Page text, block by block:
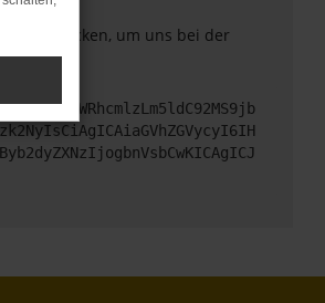
schicken, um uns bei der